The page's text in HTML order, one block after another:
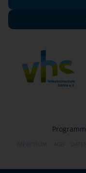
Programm